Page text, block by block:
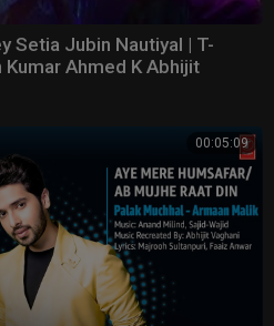
Setia Jubin Nautiyal | T-
Ahmed K Abhijit
00:05:09